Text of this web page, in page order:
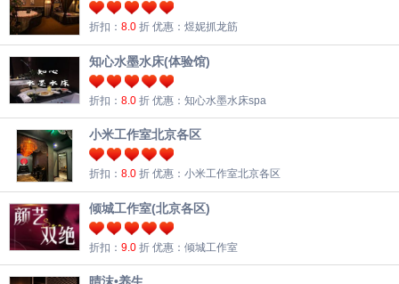
折扣： 8.0 折 优惠：煜妮抓龙筋
知心水墨水床(体验馆)
折扣： 8.0 折 优惠：知心水墨水床spa
小米工作室北京各区
折扣： 8.0 折 优惠：小米工作室北京各区
倾城工作室(北京各区)
折扣： 9.0 折 优惠：倾城工作室